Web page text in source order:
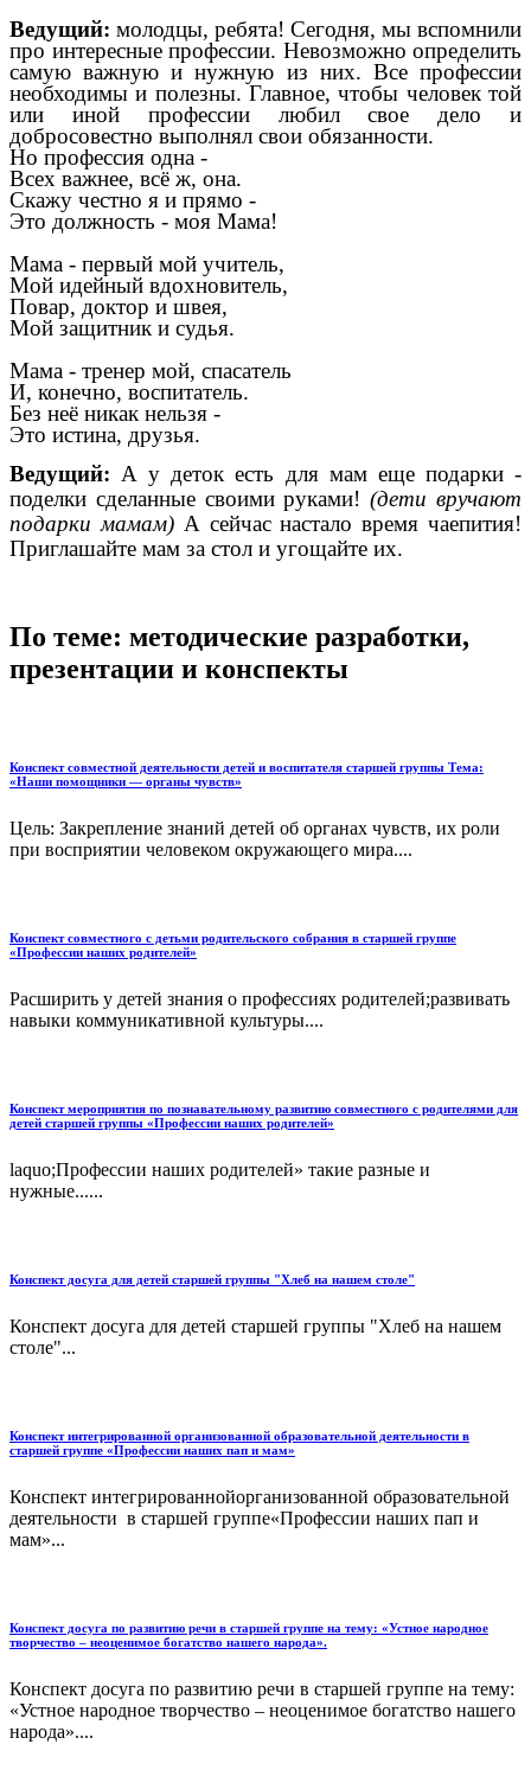
Ведущий: молодцы, ребята! Сегодня, мы вспомнили
про интересные профессии. Невозможно определить
самую важную и нужную из них. Все профессии
необходимы и полезны. Главное, чтобы человек той
или иной профессии любил свое дело и
добросовестно выполнял свои обязанности.
Но профессия одна -
Всех важнее, всё ж, она.
Скажу честно я и прямо -
Это должность - моя Мама!
Мама - первый мой учитель,
Мой идейный вдохновитель,
Повар, доктор и швея,
Мой защитник и судья.
Мама - тренер мой, спасатель
И, конечно, воспитатель.
Без неё никак нельзя -
Это истина, друзья.
Ведущий: А у деток есть для мам еще подарки -
поделки сделанные своими руками!(дети вручают
подарки мамам)А сейчас настало время чаепития!
Приглашайте мам за стол и угощайте их.
По теме: методические разработки,
презентации и конспекты
Конспект совместной деятельности детей и воспитателя старшей группы Тема:
«Наши помощники — органы чувств»
Цель: Закрепление знаний детей об органах чувств, их роли
при восприятии человеком окружающего мира....
Конспект совместного с детьми родительского собрания в старшей группе
«Профессии наших родителей»
Расширить у детей знания о профессиях родителей;развивать
навыки коммуникативной культуры....
Конспект мероприятия по познавательному развитию совместного с родителями для
детей старшей группы «Профессии наших родителей»
laquo;Профессии наших родителей» такие разные и
нужные......
Конспект досуга для детей старшей группы "Хлеб на нашем столе"
Конспект досуга для детей старшей группы "Хлеб на нашем
столе"...
Конспект интегрированной организованной образовательной деятельности в
старшей группе «Профессии наших пап и мам»
Конспект интегрированнойорганизованной образовательной
деятельности в старшей группе«Профессии наших пап и
мам»...
Конспект досуга по развитию речи в старшей группе на тему: «Устное народное
творчество – неоценимое богатство нашего народа».
Конспект досуга по развитию речи в старшей группе на тему:
«Устное народное творчество – неоценимое богатство нашего
народа»....